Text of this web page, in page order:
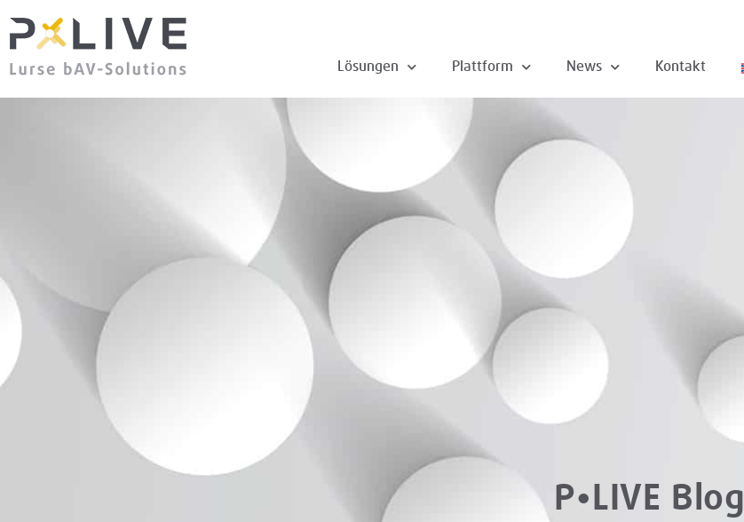
Lösungen Plattform News Kontakt
P•LIVE Blog